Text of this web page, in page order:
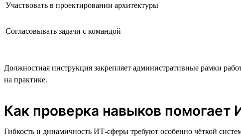
Участвовать в проектировании архитектуры
Согласовывать задачи с командой
Должностная инструкция закрепляет административные рамки
на практике.
Как проверка навыков помогает
Гибкость и динамичность ИТ-сферы требуют особенно чёткой